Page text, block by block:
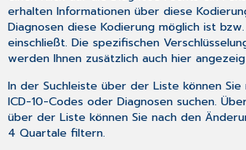
erhalten Informationen über diese
Diagnosen diese Kodierung möglich ist
einschließt. Die spezifischen
werden Ihnen zusätzlich auch hier
In der Suchleiste über der Liste können
ICD-10-Codes oder Diagnosen suchen.
über der Liste können Sie nach den
4 Quartale filtern.